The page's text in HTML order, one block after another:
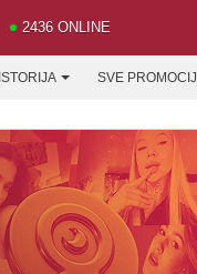
2436 ONLINE
ISTORIJA SVE